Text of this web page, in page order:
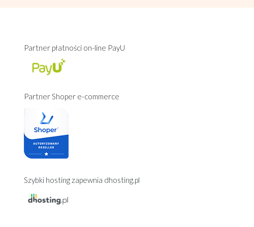
Partner płatności on-line PayU
Partner Shoper e-commerce
Szybki hosting zapewnia dhosting.pl